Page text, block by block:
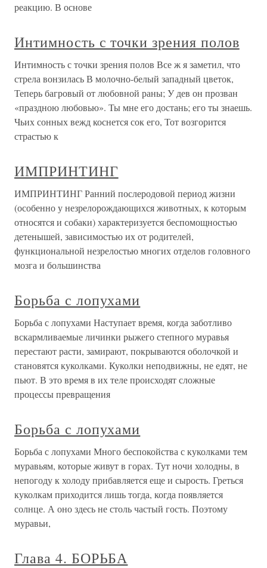
реакцию. В основе
Интимность с точки зрения полов
Интимность с точки зрения полов Все ж я заметил, что
стрела вонзилась В молочно-белый западный цветок,
Теперь багровый от любовной раны; У дев он прозван
«праздною любовью». Ты мне его достань; его ты знаешь.
Чьих сонных вежд коснется сок его, Тот возгорится
страстью к
ИМПРИНТИНГ
ИМПРИНТИНГ Ранний послеродовой период жизни
(особенно у незрелорождающихся животных, к которым
относятся и собаки) характеризуется беспомощностью
детенышей, зависимостью их от родителей,
функциональной незрелостью многих отделов головного
мозга и большинства
Борьба с лопухами
Борьба с лопухами Наступает время, когда заботливо
вскармливаемые личинки рыжего степного муравья
перестают расти, замирают, покрываются оболочкой и
становятся куколками. Куколки неподвижны, не едят, не
пьют. В это время в их теле происходят сложные
процессы превращения
Борьба с лопухами
Борьба с лопухами Много беспокойства с куколками тем
муравьям, которые живут в горах. Тут ночи холодны, в
непогоду к холоду прибавляется еще и сырость. Греться
куколкам приходится лишь тогда, когда появляется
солнце. А оно здесь не столь частый гость. Поэтому
муравьи,
Глава 4. БОРЬБА